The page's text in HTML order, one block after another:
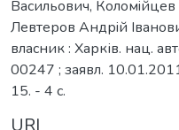
Васильович,
Левтеров Андрiй
власник : Харків. нац.
00247 ; заявл.
15. - 4 с.
URI